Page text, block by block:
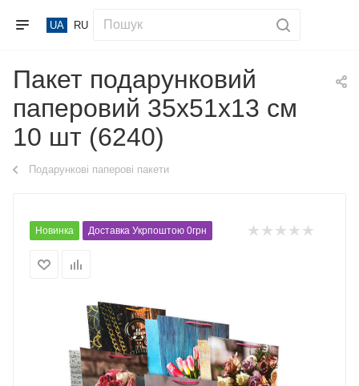
UA RU
Пакет подарунковий
паперовий 35х51х13 см
10 шт (6240)
Подарункові паперові пакети
Новинка Доставка Укрпоштою 0грн